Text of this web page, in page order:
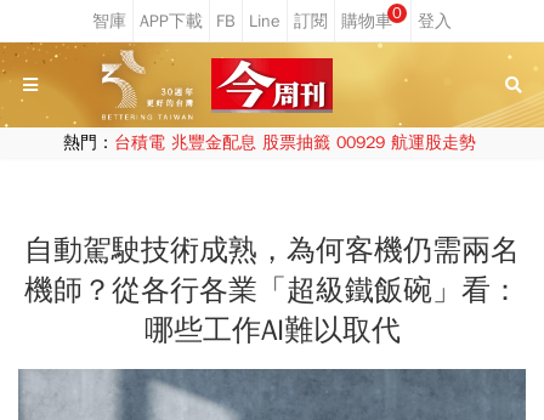
0
熱門： 台積電 兆豐金配息 股票抽籤 00929 航運股走勢
自動駕駛技術成熟，為何客機仍需兩名
機師？從各行各業「超級鐵飯碗」看：
哪些工作AI難以取代